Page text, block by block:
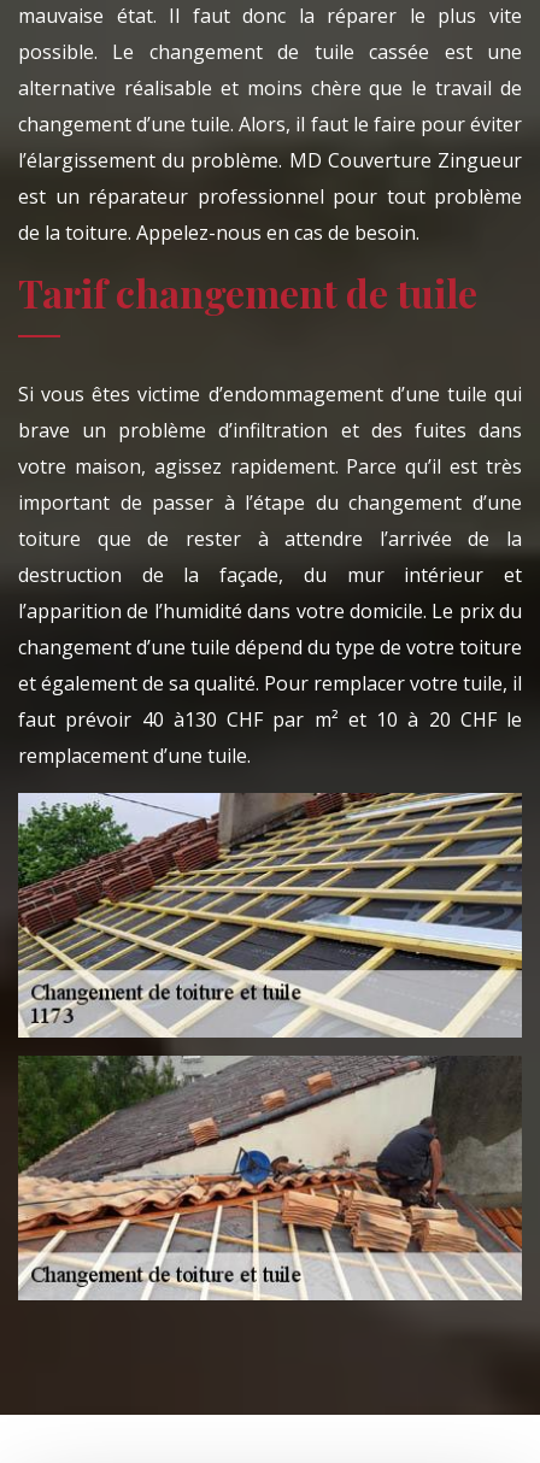
mauvaise état. Il faut donc la réparer le plus vite
possible. Le changement de tuile cassée est une
alternative réalisable et moins chère que le travail de
changement d’une tuile. Alors, il faut le faire pour éviter
l’élargissement du problème. MD Couverture Zingueur
est un réparateur professionnel pour tout problème
de la toiture. Appelez-nous en cas de besoin.
Tarif changement de tuile
Si vous êtes victime d’endommagement d’une tuile qui
brave un problème d’infiltration et des fuites dans
votre maison, agissez rapidement. Parce qu’il est très
important de passer à l’étape du changement d’une
toiture que de rester à attendre l’arrivée de la
destruction de la façade, du mur intérieur et
l’apparition de l’humidité dans votre domicile. Le prix du
changement d’une tuile dépend du type de votre toiture
et également de sa qualité. Pour remplacer votre tuile, il
faut prévoir 40 à130 CHF par m² et 10 à 20 CHF le
remplacement d’une tuile.